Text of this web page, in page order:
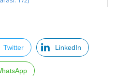
Twitter LinkedIn